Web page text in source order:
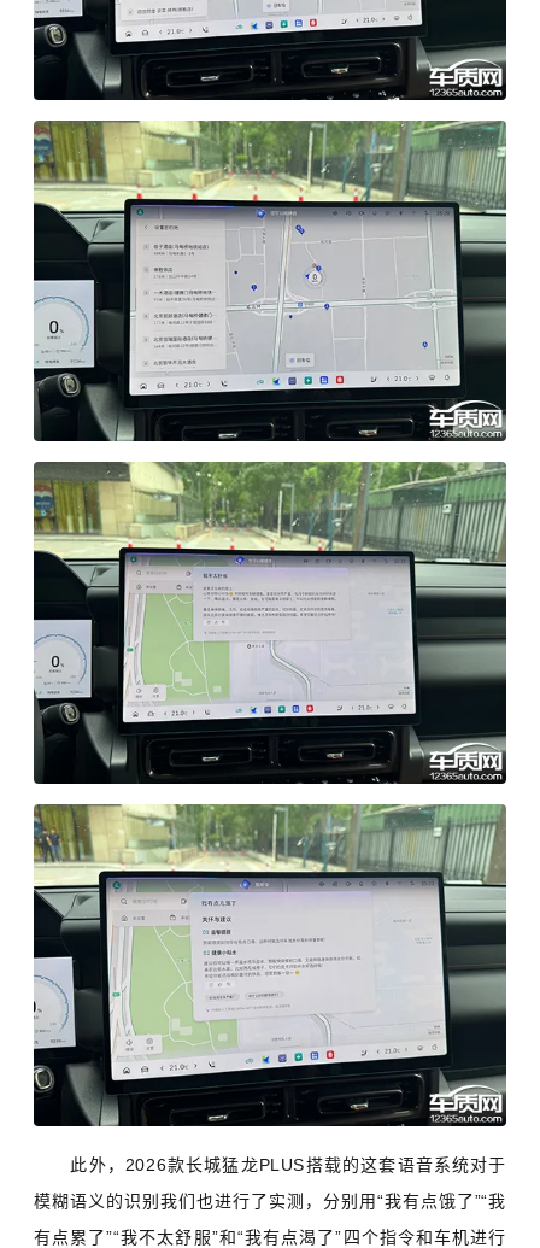
此外，2026款长城猛龙PLUS搭载的这套语音系统对于
模糊语义的识别我们也进行了实测，分别用“我有点饿了”“我
有点累了”“我不太舒服”和“我有点渴了”四个指令和车机进行